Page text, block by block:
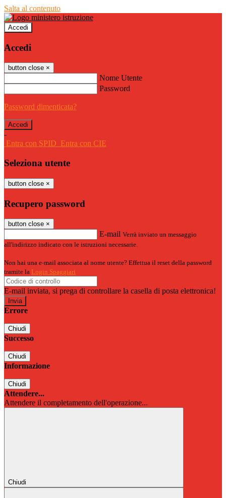
Salta al contenuto
Accedi
Accedi
button close ×
Nome Utente
Password
Password dimenticata?
-
Entra con SPID Entra con CIE
Seleziona utente
button close ×
Recupero password
button close ×
E-mail Verrà inviato un messaggio
all'indirizzo indicato con le istruzioni necessarie.
Non hai una e-mail associata al nome utente? Effettua il reset della password
tramite la Login Spaggiari
E-mail inviata, si prega di controllare la casella di posta elettronica!
Errore
Chiudi
Successo
Chiudi
Informazione
Chiudi
Attendere...
Attendere il completamento dell'operazione...
Chiudi